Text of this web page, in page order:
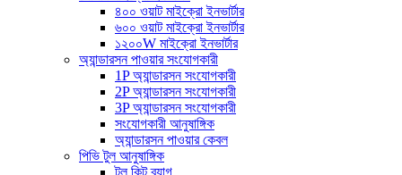
৪০০ ওয়াট মাইক্রো ইনভার্টার
৬০০ ওয়াট মাইক্রো ইনভার্টার
১২০০W মাইক্রো ইনভার্টার
অ্যান্ডারসন পাওয়ার সংযোগকারী
1P অ্যান্ডারসন সংযোগকারী
2P অ্যান্ডারসন সংযোগকারী
3P অ্যান্ডারসন সংযোগকারী
সংযোগকারী আনুষাঙ্গিক
অ্যান্ডারসন পাওয়ার কেবল
পিভি টুল আনুষাঙ্গিক
টুল কিট ব্যাগ